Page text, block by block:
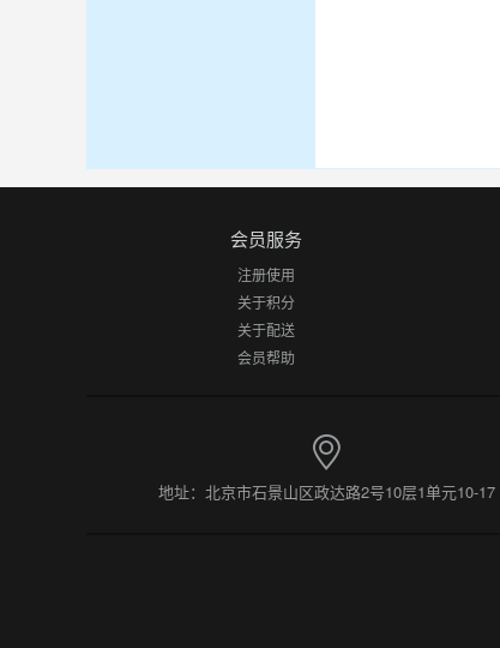
会员服务
注册使用
关于积分
关于配送
会员帮助
地址：北京市石景山区政达路2号10层1单元10-17